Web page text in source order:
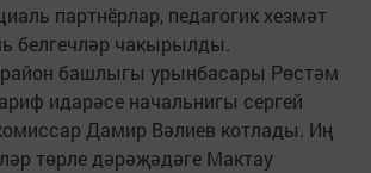
партнёрлар, педагогик хезмәт
белгечләр чакырылды.
башлыгы урынбасары Рөстәм
идарәсе начальнигы сергей
Дамир Вәлиев котлады. Иң
төрле дәрәҗәдәге Мактау